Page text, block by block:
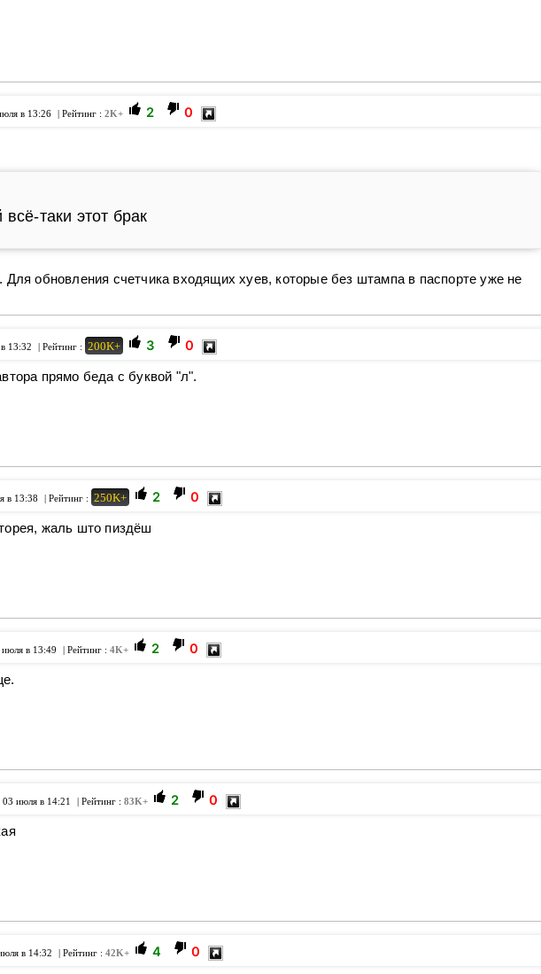
в 13:26 | Рейтинг : 2K+ 2 0
всë-таки этот брак
Для обновления счетчика входящих хуев, которые без штампа в паспорте уже не
13:32 | Рейтинг : 200K+ 3 0
прямо беда с буквой "л".
в 13:38 | Рейтинг : 250K+ 2 0
жаль што пиздёш
в 13:49 | Рейтинг : 4K+ 2 0
03 июля в 14:21 | Рейтинг : 83K+ 2 0
в 14:32 | Рейтинг : 42K+ 4 0